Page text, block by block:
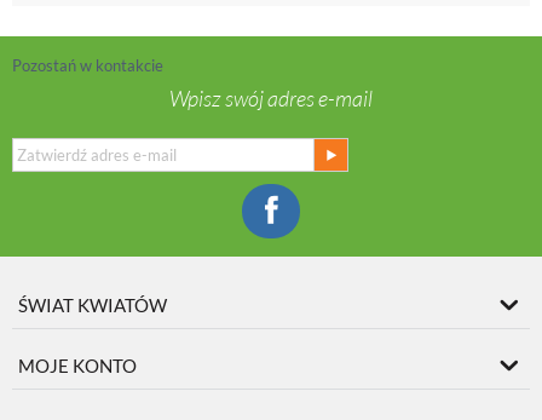
Pozostań w kontakcie
Wpisz swój adres e-mail
ŚWIAT KWIATÓW
MOJE KONTO